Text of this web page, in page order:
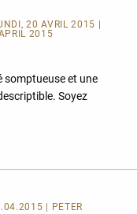
20 AVRIL 2015 |
2015
somptueuse et une
Soyez
| PETER